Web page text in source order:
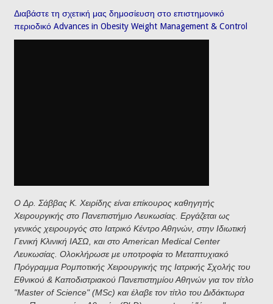
Διαβάστε τη σχετική μας δημοσίευση στο επιστημονικό
περιοδικό Advances in Obesity Weight Management & Control
O Δρ. Σάββας Κ. Χειρίδης είναι επίκουρος καθηγητής
Χειρουργικής στο Πανεπιστήμιο Λευκωσίας. Εργάζεται ως
γενικός χειρουργός στο Ιατρικό Κέντρο Αθηνών,στην Ιδιωτική
Γενική Κλινική ΙΑΣΩ,και στο American Medical Center
Λευκωσίας. Ολοκλήρωσε με υποτροφία το Μεταπτυχιακό
Πρόγραμμα Ρομποτικής Χειρουργικής της Ιατρικής Σχολής του
Εθνικού & Καποδιστριακού Πανεπιστημίου Αθηνών για τον τίτλο
"Master of Science" (MSc) και έλαβε τον τίτλο του Διδάκτωρα